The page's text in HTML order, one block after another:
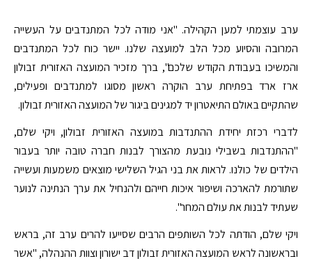
ערב עוצמתי למען הקהילה. "אני מודה לכל המתנדבים על העשייה
המרובה והסיוע מכל הלב למועצה שלנו. יישר כוח לכל המתנדבים
והמשיכו בעבודת הקודש שלכם", ברך מזכיר המועצה האזורית זבולון
ארז ארד בפתיחת ערב הוקרה ראשון מסוגו למתנדבים ופעילים,
שהתקיים באולם התיאטרון יד למגינים ביגור של המועצה האזורית זבולון.
לדברי רכזת יחידת ההתנדבות במועצה האזורית זבולון, ויקי שלם,
"ההתנדבות בשבילי נובעת מהצורך לבנות חברה טובה יותר בעבור
הילדים של כולנו. לראות את בני הגיל השלישי מוצאים משמעות ועשייה
שתורמת להארכה ושיפור איכות חייהם ולהנחיל את ערך הנתינה לנוער
שעתיד לבנות את עולם המחר".
ויקי שלם, הודתה לכל השותפים הרבים שסייעו להרים ערב זה, בראש
ובראשונה לראש המועצה האזורית זבולון דב ישורון וצוות ההנהלה, "אשר